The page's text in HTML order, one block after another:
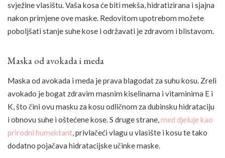
svježine vlasištu. Vaša kosa će biti mekša, hidratizirana i sjajna
nakon primjene ove maske. Redovitom upotrebom možete
poboljšati stanje suhe kose i održavati je zdravom i blistavom.
Maska od avokada i meda
Maska od avokada i meda je prava blagodat za suhu kosu. Zreli
avokado je bogat zdravim masnim kiselinama i vitaminima E i
K, što čini ovu masku za kosu odličnom za dubinsku hidrataciju
i obnovu suhe i oštećene kose. S druge strane,med djeluje kao
prirodni humektant, privlačeći vlagu u vlasište i kosu te tako
dodatno pojačava hidratacijske učinke maske.